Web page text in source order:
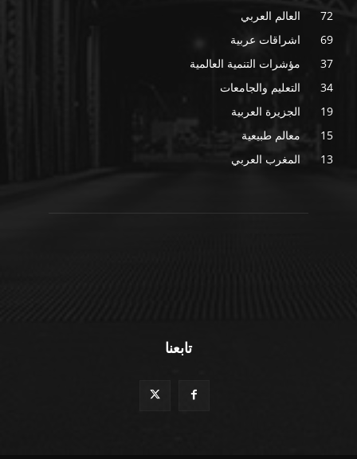
العالم العربي
72
اشراقات عربية
69
مؤشرات التنمية العالمية
37
التعليم والجامعات
34
الجزيرة العربية
19
معالم طبيعية
15
المغرب العربي
13
تابعنا